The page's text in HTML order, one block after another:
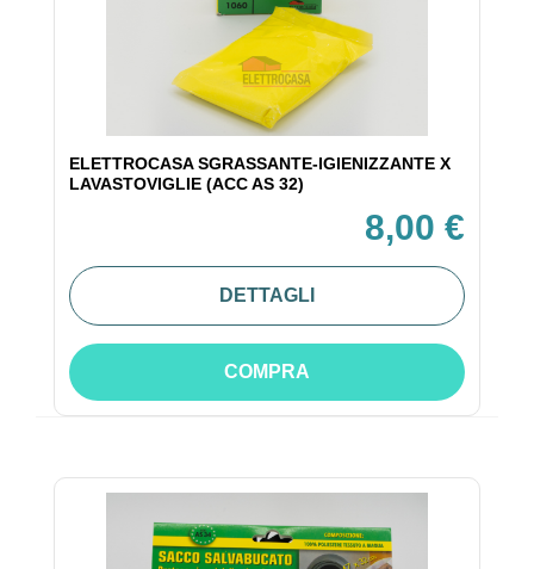
ELETTROCASA SGRASSANTE-IGIENIZZANTE X
LAVASTOVIGLIE (ACC AS 32)
8,00 €
DETTAGLI
COMPRA